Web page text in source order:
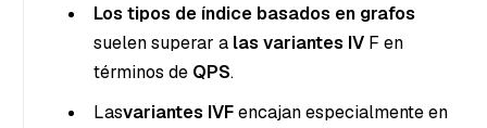
Los tipos de índice basados en grafos
suelen superar a las variantes IV F en
términos de QPS.
Lasvariantes IVFencajan especialmente en